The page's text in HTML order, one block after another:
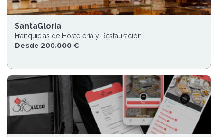
SantaGloria
Franquicias de Hostelería y Restauración
Desde 200.000 €